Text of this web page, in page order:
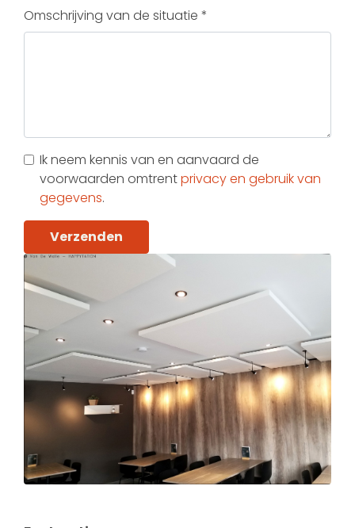
Omschrijving van de situatie *
Ik neem kennis van en aanvaard de
voorwaarden omtrentprivacy en gebruik van
gegevens.
Verzenden